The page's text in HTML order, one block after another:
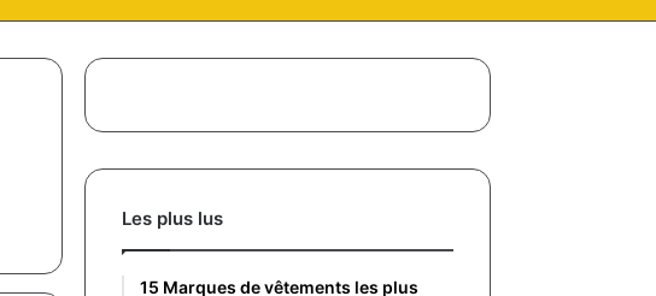
Les plus lus
15 Marques de vêtements les plus